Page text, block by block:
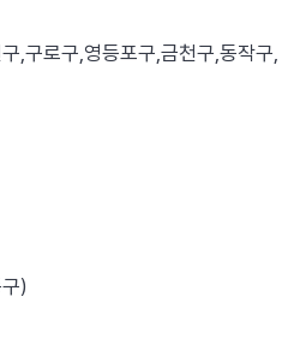
,구로구,영등포구,금천구,동작구,
)